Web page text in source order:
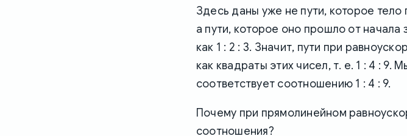
Здесь даны уже не пути, которое
а пути, которое оно прошло от начала
как 1 : 2 : 3. Значит, пути при
как квадраты этих чисел, т. е. 1 : 4 :
соответствует соотношению 1 : 4 : 9.
Почему при прямолинейном
соотношения?